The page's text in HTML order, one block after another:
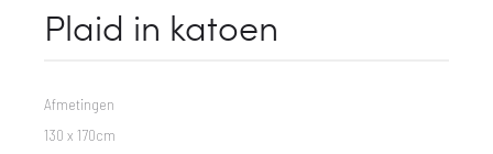
Plaid in katoen
Afmetingen
130 x 170cm